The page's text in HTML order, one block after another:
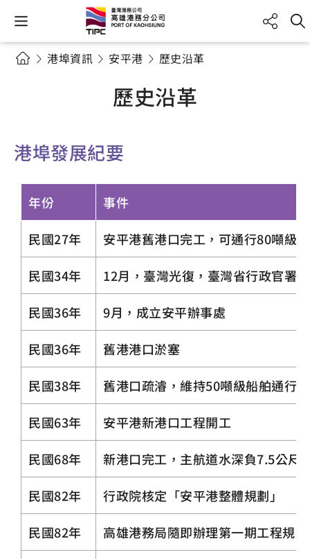
港埠資訊 安平港 歷史沿革
歷史沿革
港埠發展紀要
年份 事件
民國27年 安平港舊港口完工，可通行80噸級
民國34年 12月，臺灣光復，臺灣省行政官署
民國36年 9月，成立安平辦事處
民國36年 舊港港口淤塞
民國38年 舊港口疏濬，維持50噸級船舶通行
民國63年 安平港新港口工程開工
民國68年 新港口完工，主航道水深負7.5公尺
民國82年 行政院核定「安平港整體規劃」
民國82年 高雄港務局隨即辦理第一期工程規